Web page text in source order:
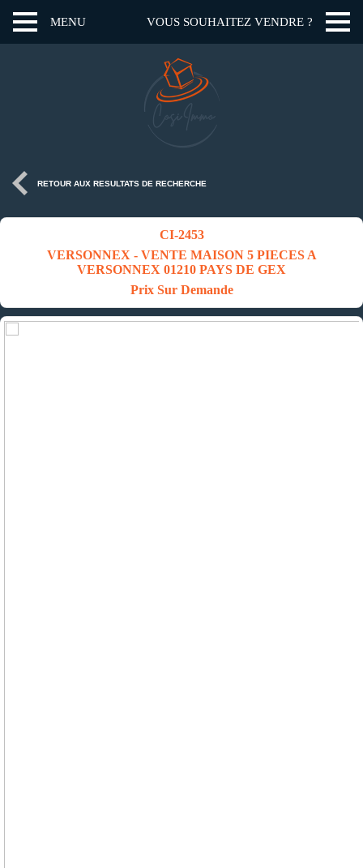
MENU VOUS SOUHAITEZ VENDRE ?
RETOUR AUX RESULTATS DE RECHERCHE
CI-2453
VERSONNEX - VENTE MAISON 5 PIECES A
VERSONNEX 01210 PAYS DE GEX
Prix Sur Demande